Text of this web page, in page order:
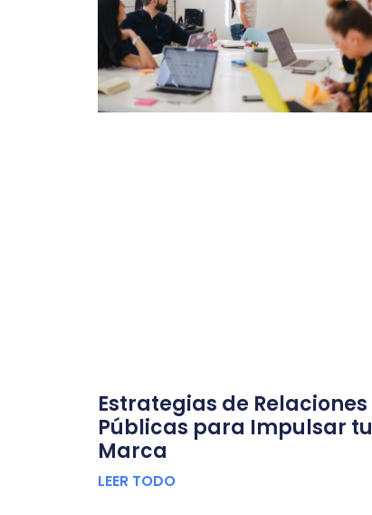
Estrategias de Relaciones
Públicas para Impulsar tu
Marca
LEER TODO